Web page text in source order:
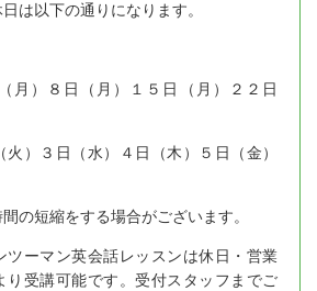
は以下の通りになります。
月）８日（月）１５日（月）２２日
火）３日（水）４日（木）５日（金）
の短縮をする場合がございます。
ーマン英会話レッスンは休日・営業
り受講可能です。受付スタッフまでご